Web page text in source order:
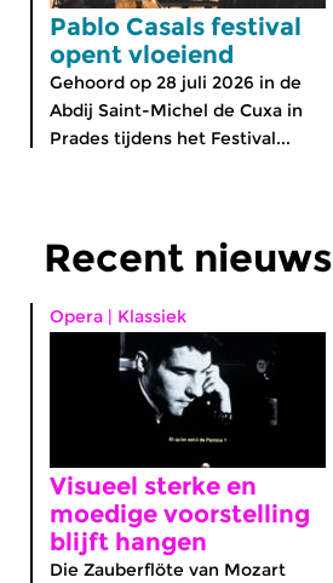
Pablo Casals festival
opent vloeiend
Gehoord op 28 juli 2026 in de
Abdij Saint-Michel de Cuxa in
Prades tijdens het Festival...
Recent nieuws
Opera | Klassiek
Visueel sterke en
moedige voorstelling
blijft hangen
Die Zauberflöte van Mozart